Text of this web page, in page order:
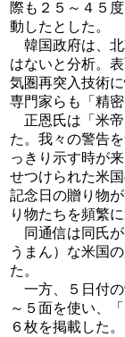
際も２５～４５
動したとした。
韓国政府は、北
はないと分析。
気圏再突入技術
専門家らも「精
正恩氏は「米帝
た。我々の警告
っきり示す時が
せつけられた米
記念日の贈り物
り物たちを頻繁
同通信は同氏が
うまん）な米国
た。
一方、５日付の
～５面を使い、
６枚を掲載した。